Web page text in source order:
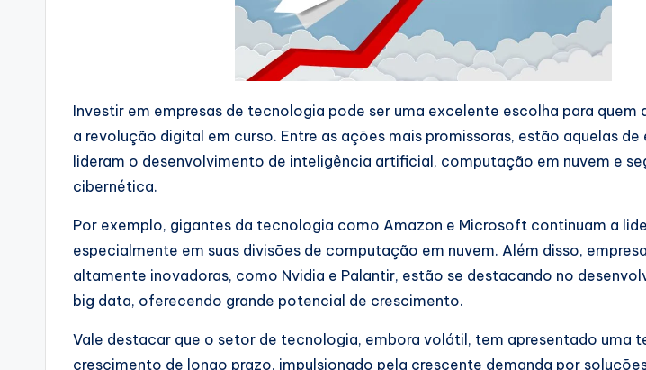
Investir em empresas de tecnologia pode ser uma excelente escolha para quem
a revolução digital em curso. Entre as ações mais promissoras, estão aquelas de
lideram o desenvolvimento de inteligência artificial, computação em nuvem e
cibernética.
Por exemplo, gigantes da tecnologia como Amazon e Microsoft continuam a
especialmente em suas divisões de computação em nuvem. Além disso,
altamente inovadoras, como Nvidia e Palantir, estão se destacando no
big data, oferecendo grande potencial de crescimento.
Vale destacar que o setor de tecnologia, embora volátil, tem apresentado uma
crescimento de longo prazo, impulsionado pela crescente demanda por